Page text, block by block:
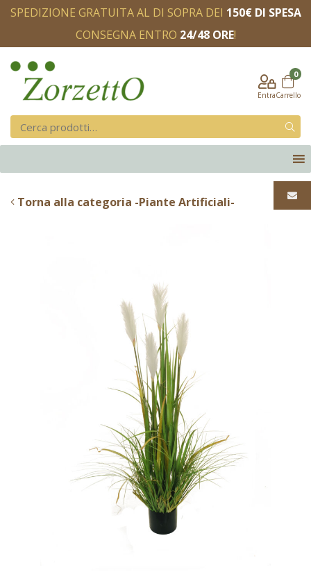
SPEDIZIONE GRATUITA AL DI SOPRA DEI 150€ DI SPESA
CONSEGNA ENTRO 24/48 ORE!
Entra
0
Carrello
Torna alla categoria -Piante Artificiali-